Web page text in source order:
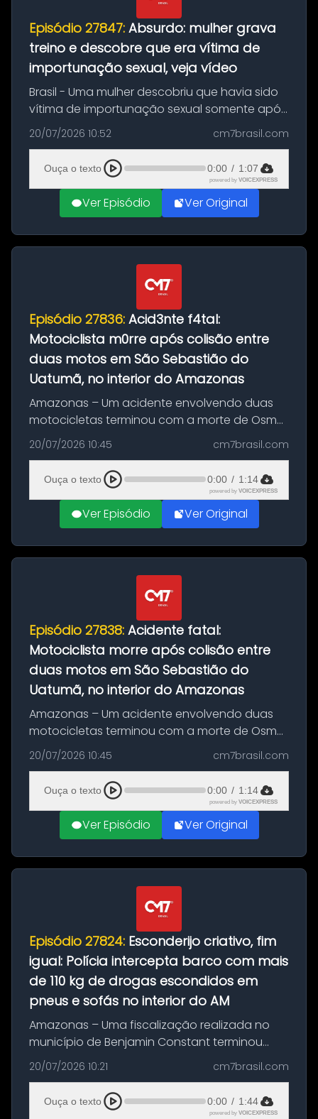
Episódio 27847: Absurdo: mulher grava
treino e descobre que era vítima de
importunação sexual, veja vídeo
Brasil - Uma mulher descobriu que havia sido
vítima de importunação sexual somente após
assistir a um vídeo que gravou enquanto
treinava na academia de um condomínio em
Feira de Santana, na Bahia. O c...
20/07/2026 10:52 cm7brasil.com
Ouça o texto 0:00 / 1:07
powered by VOICEXPRESS
Ver Episódio Ver Original
Episódio 27836: Acid3nte f4tal:
Motociclista m0rre após colisão entre
duas motos em São Sebastião do
Uatumã, no interior do Amazonas
Amazonas – Um acidente envolvendo duas
motocicletas terminou com a morte de Osmar
Figueiredo de Souza, de 38 anos, no município
de São Sebastião do Uatumã, no interior do
Amazonas. A colisão ocorreu n...
20/07/2026 10:45 cm7brasil.com
Ouça o texto 0:00 / 1:14
powered by VOICEXPRESS
Ver Episódio Ver Original
Episódio 27838: Acidente fatal:
Motociclista morre após colisão entre
duas motos em São Sebastião do
Uatumã, no interior do Amazonas
Amazonas – Um acidente envolvendo duas
motocicletas terminou com a morte de Osmar
Figueiredo de Souza, de 38 anos, no município
de São Sebastião do Uatumã, no interior do
Amazonas. A colisão ocorreu n...
20/07/2026 10:45 cm7brasil.com
Ouça o texto 0:00 / 1:14
powered by VOICEXPRESS
Ver Episódio Ver Original
Episódio 27824: Esconderijo criativo, fim
igual: Polícia intercepta barco com mais
de 110 kg de drogas escondidos em
pneus e sofás no interior do AM
Amazonas – Uma fiscalização realizada no
município de Benjamin Constant terminou
com a apreensão de aproximadamente 115
quilos de entorpecentes em uma
embarcação atracada no porto da cidade. O
materia...
20/07/2026 10:21 cm7brasil.com
Ouça o texto 0:00 / 1:44
powered by VOICEXPRESS